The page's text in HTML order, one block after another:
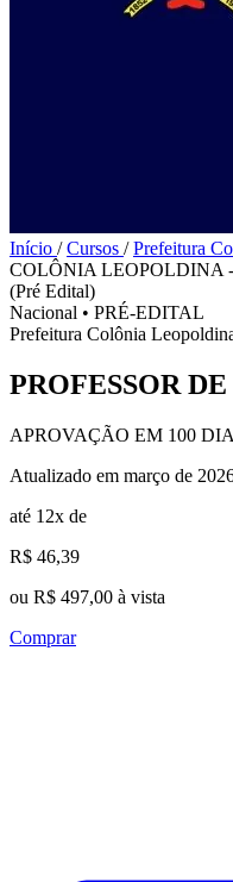
Início / Cursos / Prefeitura
COLÔNIA LEOPOLDINA
(Pré Edital)
Nacional • PRÉ-EDITAL
Prefeitura Colônia
PROFESSOR
APROVAÇÃO EM 100
Atualizado em março de
até 12x de
R$ 46,39
ou R$ 497,00 à vista
Comprar